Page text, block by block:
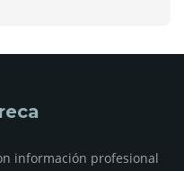
información profesional